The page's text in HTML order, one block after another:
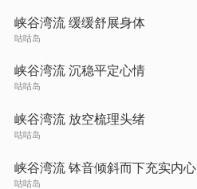
峡谷湾流 缓缓舒展身体
咕咕岛
峡谷湾流 沉稳平定心情
咕咕岛
峡谷湾流 放空梳理头绪
咕咕岛
峡谷湾流 钵音倾斜而下充实内心
咕咕岛